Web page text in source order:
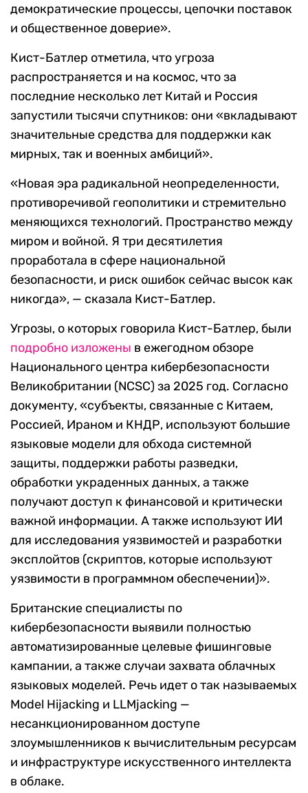
демократические процессы, цепочки поставок
и общественное доверие».
Кист-Батлер отметила, что угроза
распространяется и на космос, что за
последние несколько лет Китай и Россия
запустили тысячи спутников: они «вкладывают
значительные средства для поддержки как
мирных, так и военных амбиций».
«Новая эра радикальной неопределенности,
противоречивой геополитики и стремительно
меняющихся технологий. Пространство между
миром и войной. Я три десятилетия
проработала в сфере национальной
безопасности, и риск ошибок сейчас высок как
никогда», — сказала Кист-Батлер.
Угрозы, о которых говорила Кист-Батлер, были
подробно изложены в ежегодном обзоре
Национального центра кибербезопасности
Великобритании (NCSC) за 2025 год. Согласно
документу, «субъекты, связанные с Китаем,
Россией, Ираном и КНДР, используют большие
языковые модели для обхода системной
защиты, поддержки работы разведки,
обработки украденных данных, а также
получают доступ к финансовой и критически
важной информации. А также используют ИИ
для исследования уязвимостей и разработки
эксплойтов (скриптов, которые используют
уязвимости в программном обеспечении)».
Британские специалисты по
кибербезопасности выявили полностью
автоматизированные целевые фишинговые
кампании, а также случаи захвата облачных
языковых моделей. Речь идет о так называемых
Model Hijacking и LLMjacking —
несанкционированном доступе
злоумышленников к вычислительным ресурсам
и инфраструктуре искусственного интеллекта
в облаке.